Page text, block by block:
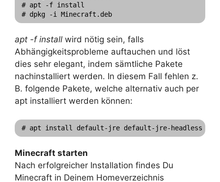
# apt -f install
# dpkg -i Minecraft.deb
apt -f install wird nötig sein, falls
Abhängigkeitsprobleme auftauchen und löst
dies sehr elegant, indem sämtliche Pakete
nachinstalliert werden. In diesem Fall fehlen z.
B. folgende Pakete, welche alternativ auch per
apt installiert werden können:
# apt install default-jre default-jre-headless
Minecraft starten
Nach erfolgreicher Installation findes Du
Minecraft in Deinem Homeverzeichnis